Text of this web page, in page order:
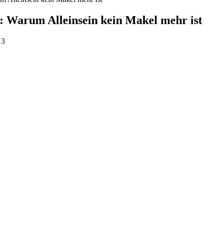
Warum Alleinsein kein Makel mehr ist